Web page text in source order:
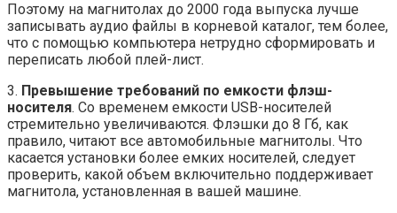
Поэтому на магнитолах до 2000 года выпуска лучше
записывать аудио файлы в корневой каталог, тем более,
что с помощью компьютера нетрудно сформировать и
переписать любой плей-лист.
3. Превышение требований по емкости флэш-
носителя. Со временем емкости USB-носителей
стремительно увеличиваются. Флэшки до 8 Гб, как
правило, читают все автомобильные магнитолы. Что
касается установки более емких носителей, следует
проверить, какой объем включительно поддерживает
магнитола, установленная в вашей машине.